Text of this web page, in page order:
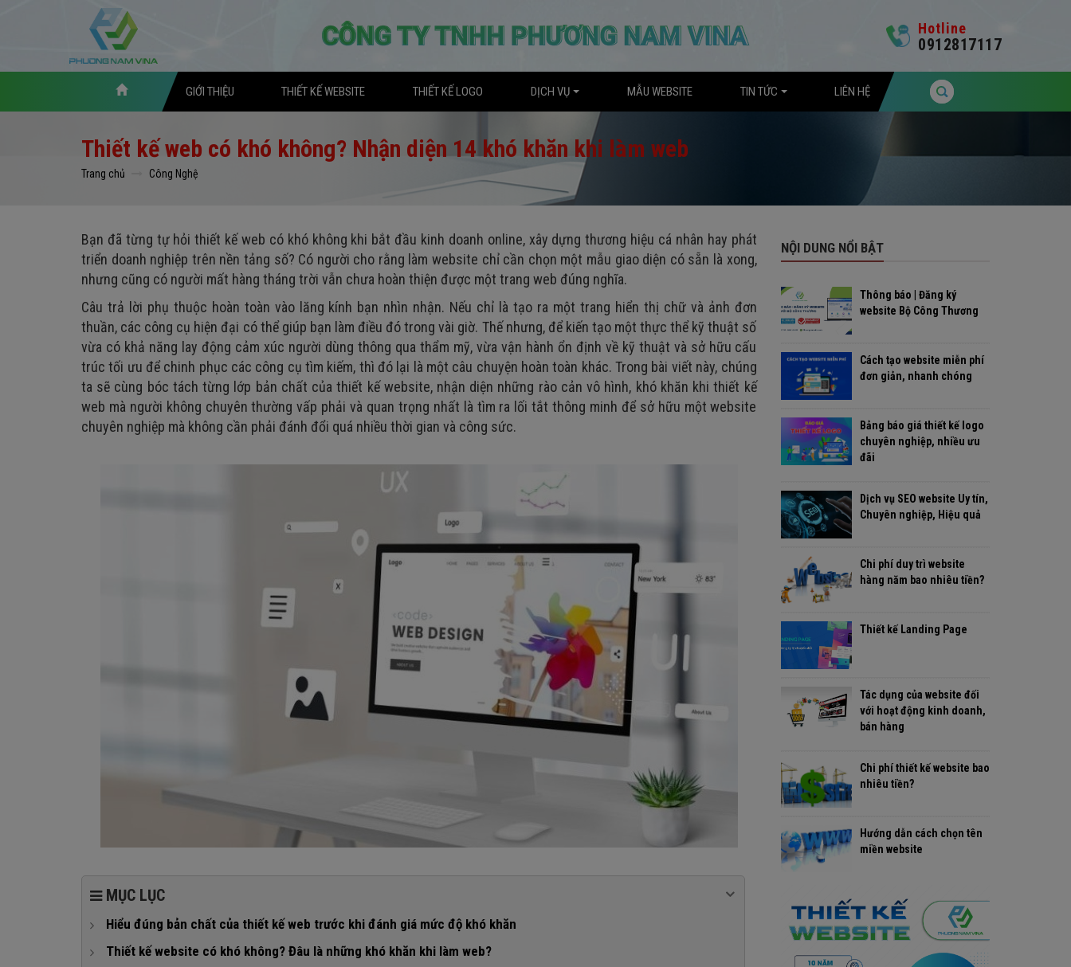
Hotline
0912817117
GIỚI THIỆU THIẾT KẾ WEBSITE THIẾT KẾ LOGO DỊCH VỤ MẪU WEBSITE TIN TỨC LIÊN HỆ
Thiết kế web có khó không? Nhận diện 14 khó khăn khi làm web
Trang chủ Công Nghệ
Bạn đã từng tự hỏi thiết kế web có khó không khi bắt đầu kinh doanh online, xây dựng thương hiệu cá nhân hay phát
triển doanh nghiệp trên nền tảng số? Có người cho rằng làm website chỉ cần chọn một mẫu giao diện có sẵn là xong,
nhưng cũng có người mất hàng tháng trời vẫn chưa hoàn thiện được một trang web đúng nghĩa.
Câu trả lời phụ thuộc hoàn toàn vào lăng kính bạn nhìn nhận. Nếu chỉ là tạo ra một trang hiển thị chữ và ảnh đơn
thuần, các công cụ hiện đại có thể giúp bạn làm điều đó trong vài giờ. Thế nhưng, để kiến tạo một thực thể kỹ thuật số
vừa có khả năng lay động cảm xúc người dùng thông qua thẩm mỹ, vừa vận hành ổn định về kỹ thuật và sở hữu cấu
trúc tối ưu để chinh phục các công cụ tìm kiếm, thì đó lại là một câu chuyện hoàn toàn khác. Trong bài viết này, chúng
ta sẽ cùng bóc tách từng lớp bản chất của thiết kế website, nhận diện những rào cản vô hình, khó khăn khi thiết kế
web mà người không chuyên thường vấp phải và quan trọng nhất là tìm ra lối tắt thông minh để sở hữu một website
chuyên nghiệp mà không cần phải đánh đổi quá nhiều thời gian và công sức.
MỤC LỤC
Hiểu đúng bản chất của thiết kế web trước khi đánh giá mức độ khó khăn
1. Bản chất của thiết kế website là giải quyết vấn đề
Thiết kế website có khó không? Đâu là những khó khăn khi làm web?
NỘI DUNG NỔI BẬT
Thông báo | Đăng ký
website Bộ Công Thương
Cách tạo website miễn phí
đơn giản, nhanh chóng
Bảng báo giá thiết kế logo
chuyên nghiệp, nhiều ưu
đãi
Dịch vụ SEO website Uy tín,
Chuyên nghiệp, Hiệu quả
Chi phí duy trì website
hàng năm bao nhiêu tiền?
Thiết kế Landing Page
Tác dụng của website đối
với hoạt động kinh doanh,
bán hàng
Chi phí thiết kế website bao
nhiêu tiền?
Hướng dẫn cách chọn tên
miền website